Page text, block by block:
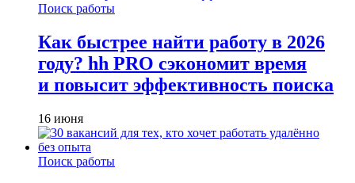
Поиск работы
Как быстрее найти работу в 2026
году? hh PRO сэкономит время
и повысит эффективность поиска
16 июня
Поиск работы